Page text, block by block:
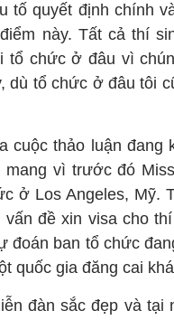
tố quyết định chính
này. Tất cả thí
tổ chức ở đâu vì
dù tổ chức ở đâu tôi
cuộc thảo luận đang
mang vì trước đó
ở Los Angeles, Mỹ.
vấn đề xin visa cho
đoán ban tổ chức
quốc gia đăng cai
đàn sắc đẹp và tại